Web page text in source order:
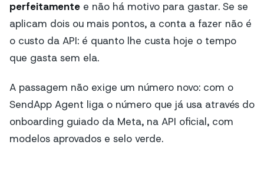
perfeitamente e não há motivo para gastar. Se se
aplicam dois ou mais pontos, a conta a fazer não é
o custo da API: é quanto lhe custa hoje o tempo
que gasta sem ela.
A passagem não exige um número novo: com o
SendApp Agent liga o número que já usa através do
onboarding guiado da Meta, na API oficial, com
modelos aprovados e selo verde.